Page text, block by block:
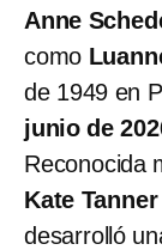
Anne
como
de 1949 en
junio de
Reconocida
Kate Tanner
desarrolló